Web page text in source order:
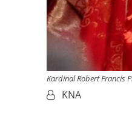
Kardinal Robert Francis
Von:KNA